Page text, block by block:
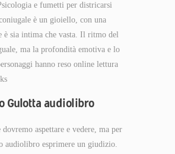
e fumetti per districarsi
è un gioiello, con una
è sia intima che vasta. Il ritmo del
ma la profondità emotiva e lo
hanno reso online lettura
Gulotta audiolibro
dovremo aspettare e vedere, ma per
audiolibro esprimere un giudizio.